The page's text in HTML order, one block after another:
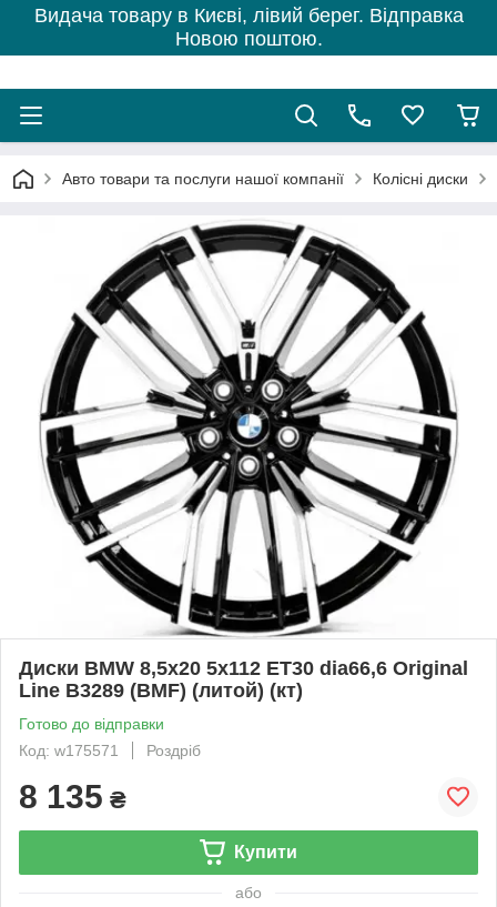
Видача товару в Києві, лівий берег. Відправка
Новою поштою.
Авто товари та послуги нашої компанії Колісні диски
Диски BMW 8,5x20 5x112 ET30 dia66,6 Original
Line B3289 (BMF) (литой) (кт)
Готово до відправки
Код: w175571
Роздріб
8 135 ₴
Купити
або